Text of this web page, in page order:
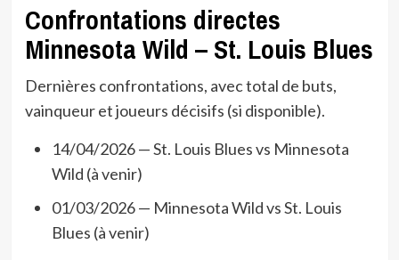
Confrontations directes
Minnesota Wild – St. Louis Blues
Dernières confrontations, avec total de buts,
vainqueur et joueurs décisifs (si disponible).
14/04/2026 — St. Louis Blues vs Minnesota
Wild (à venir)
01/03/2026 — Minnesota Wild vs St. Louis
Blues (à venir)